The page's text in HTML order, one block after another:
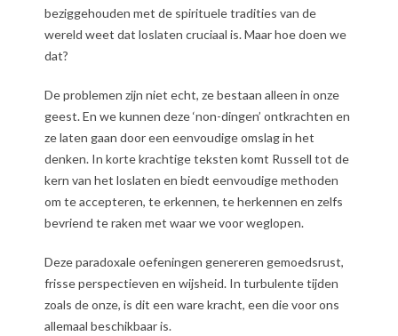
beziggehouden met de spirituele tradities van de
wereld weet dat loslaten cruciaal is. Maar hoe doen we
dat?
De problemen zijn niet echt, ze bestaan alleen in onze
geest. En we kunnen deze ‘non-dingen’ ontkrachten en
ze laten gaan door een eenvoudige omslag in het
denken. In korte krachtige teksten komt Russell tot de
kern van het loslaten en biedt eenvoudige methoden
om te accepteren, te erkennen, te herkennen en zelfs
bevriend te raken met waar we voor weglopen.
Deze paradoxale oefeningen genereren gemoedsrust,
frisse perspectieven en wijsheid. In turbulente tijden
zoals de onze, is dit een ware kracht, een die voor ons
allemaal beschikbaar is.